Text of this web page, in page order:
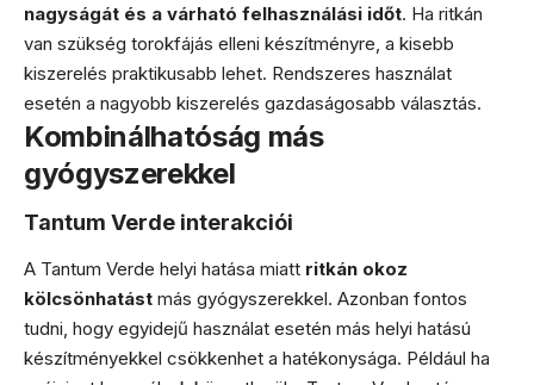
nagyságát és a várható felhasználási időt. Ha ritkán
van szükség torokfájás elleni készítményre, a kisebb
kiszerelés praktikusabb lehet. Rendszeres használat
esetén a nagyobb kiszerelés gazdaságosabb választás.
Kombinálhatóság más
gyógyszerekkel
Tantum Verde interakciói
A Tantum Verde helyi hatása miatt ritkán okoz
kölcsönhatást más gyógyszerekkel. Azonban fontos
tudni, hogy egyidejű használat esetén más helyi hatású
készítményekkel csökkenhet a hatékonysága. Például ha